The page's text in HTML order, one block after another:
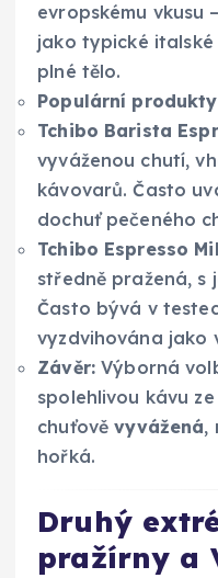
evropskému vkusu
jako typické italské
plné tělo.
Populární
Tchibo Barista
vyváženou chutí,
kávovarů. Často
dochuť pečeného
Tchibo Espresso
středně pražená, s
Často bývá v
vyzdvihována jako
Závěr:Výborná
spolehlivou kávu
chuťověvyvážená,
hořká.
Druhý
pražírny a